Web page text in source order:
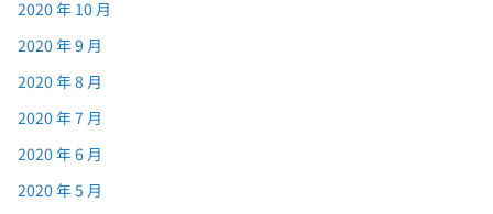
2020 年 10 月
2020 年 9 月
2020 年 8 月
2020 年 7 月
2020 年 6 月
2020 年 5 月